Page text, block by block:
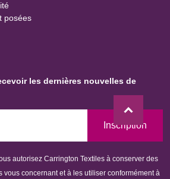
posées
les dernières nouvelles de
Inscription
autorisez Carrington Textiles à conserver des
vous concernant et à les utiliser conformément à